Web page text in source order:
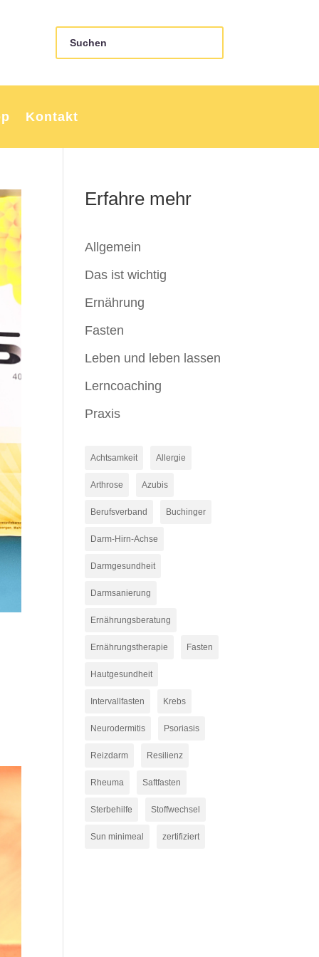
Kontakt
Erfahre mehr
Allgemein
Das ist wichtig
Ernährung
Fasten
Leben und leben lassen
Lerncoaching
Praxis
Achtsamkeit Allergie
Arthrose Azubis
Berufsverband Buchinger
Darm-Hirn-Achse
Darmgesundheit
Darmsanierung
Ernährungsberatung
Ernährungstherapie Fasten
Hautgesundheit
Intervallfasten Krebs
Neurodermitis Psoriasis
Reizdarm Resilienz
Rheuma Saftfasten
Sterbehilfe Stoffwechsel
Sun minimeal zertifiziert